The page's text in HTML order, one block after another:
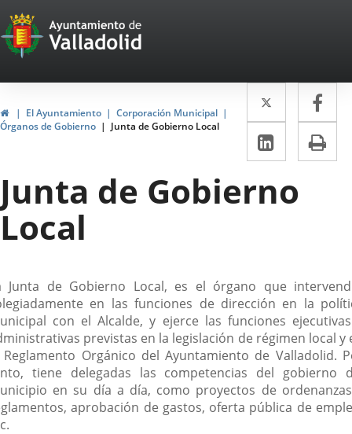
Portal
Web
del
Ayuntamiento
de
Valladolid
InicioEl Ayuntamiento
Corporación Municipal
Órganos de Gobierno
Junta de Gobierno Local
Twitter
Enlace
a
una
externa.
a
LinkedIn
Enlace
a
una
Junta de Gobierno
Local
Junta de Gobierno Local, es el órgano que
en las funciones de dirección en la
con el Alcalde, y ejerce las funciones
previstas en la legislación de régimen local y
Orgánico del Ayuntamiento de Valladolid.
tiene delegadas las competencias del gobierno
en su día a día, como proyectos de
aprobación de gastos, oferta pública de